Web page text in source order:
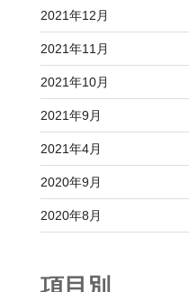
2021年12月
2021年11月
2021年10月
2021年9月
2021年4月
2020年9月
2020年8月
項目別